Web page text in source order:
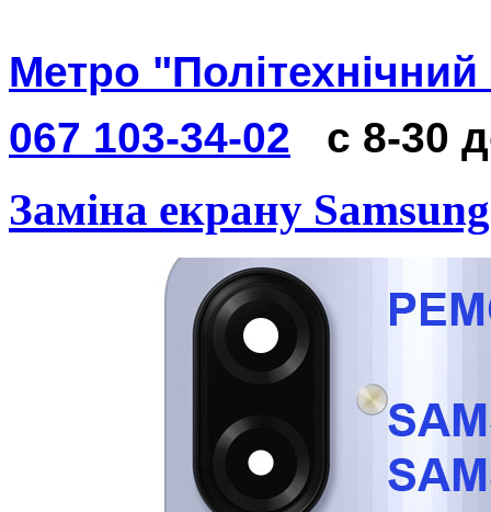
Метро "Політехнічний
067 103-34-02
с 8-30
Заміна екрану